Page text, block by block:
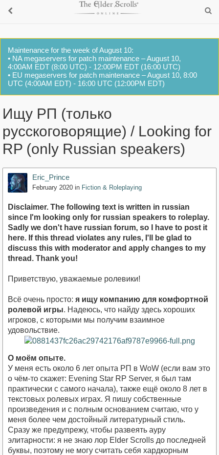
Maintenance for the week of August 10:
• NA megaservers for patch maintenance – August 10,
4:00AM EDT (8:00 UTC) - 12:00PM EDT (16:00 UTC)
• EU megaservers for patch maintenance – August 10, 8:00
UTC (4:00AM EDT) - 16:00 UTC (12:00PM EDT)
Ищу РП (только
русскоговорящие) / Looking for
RP (only Russian speakers)
Eric_Prince
February 2020 in Fiction & Roleplaying
Disclaimer. The following text is written in russian
since I'm looking only for russian speakers to roleplay.
Sadly we don't have russian forum, so I have to post it
here. If this thread violates any rules, I'll be glad to
discuss this with moderator and apply changes to my
thread. Thank you!
Приветствую, уважаемые ролевики!
Всё очень просто: я ищу компанию для комфортной
ролевой игры. Надеюсь, что найду здесь хороших
игроков, с которыми мы получим взаимное
удовольствие.
О моём опыте.
У меня есть около 6 лет опыта РП в WoW (если вам это
о чём-то скажет: Evening Star RP Server, я был там
практически с самого начала), также ещё около 8 лет в
текстовых ролевых играх. Я пишу собственные
произведения и с полным основанием считаю, что у
меня более чем достойный литературный стиль.
Сразу же предупрежу, чтобы развеять ауру
элитарности: я не знаю лор Elder Scrolls до последней
буквы, поэтому не могу считать себя хардкорным